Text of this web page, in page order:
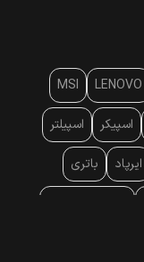
LENOVO
MSI
اسپیکر اسپیلتر
ایرپاد باتری